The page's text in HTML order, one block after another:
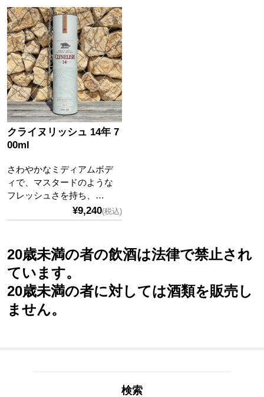
クライヌリッシュ 14年 7
00ml
さわやかなミディアムボデ
ィで、マスタードのような
フレッシュさを持ち、…
¥9,240(税込)
20歳未満の者の飲酒は法律で禁止され
ています。
20歳未満の者に対しては酒類を販売し
ません。
検索